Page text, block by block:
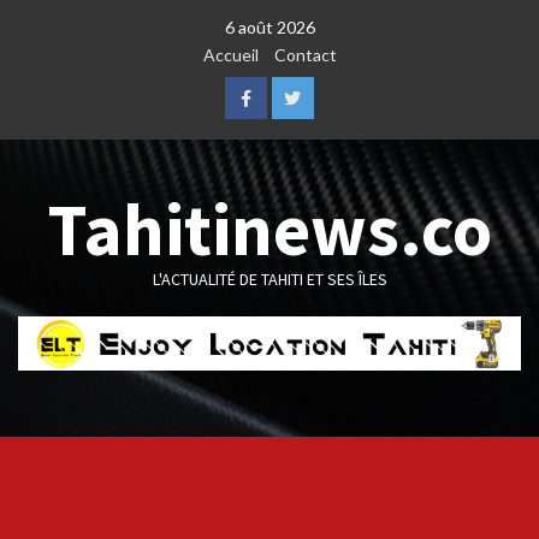
6 août 2026
Accueil
Contact
FacebookTwitter
Tahitinews.co
L'ACTUALITÉ DE TAHITI ET SES ÎLES